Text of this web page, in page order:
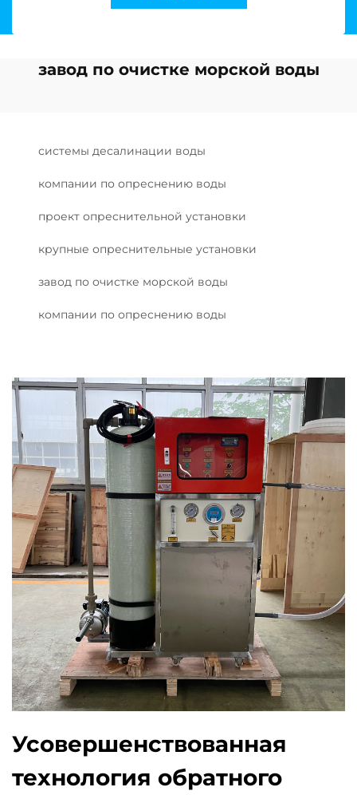
завод по очистке морской воды
системы десалинации воды
компании по опреснению воды
проект опреснительной установки
крупные опреснительные установки
завод по очистке морской воды
компании по опреснению воды
Усовершенствованная
технология обратного